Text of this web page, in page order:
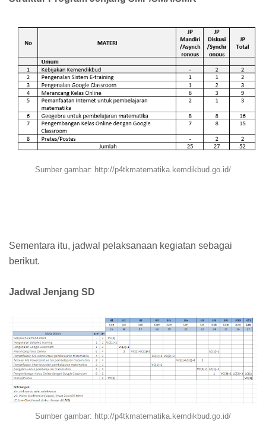
Sumber gambar: http://p4tkmatematika.kemdikbud.go.id/
Sementara itu, jadwal pelaksanaan kegiatan sebagai
berikut.
Jadwal Jenjang SD
Sumber gambar: http://p4tkmatematika.kemdikbud.go.id/